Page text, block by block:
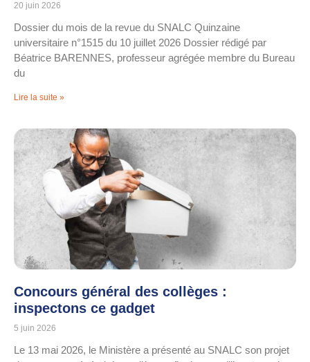
20 juin 2026
Dossier du mois de la revue du SNALC Quinzaine
universitaire n°1515 du 10 juillet 2026 Dossier rédigé par
Béatrice BARENNES, professeur agrégée membre du Bureau
du
Lire la suite »
Concours général des collèges :
inspectons ce gadget
5 juin 2026
Le 13 mai 2026, le Ministère a présenté au SNALC son projet